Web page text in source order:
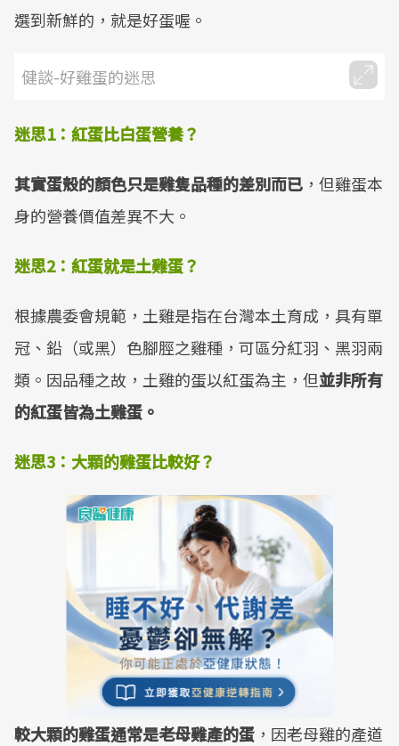
選到新鮮的，就是好蛋喔。
健談-好雞蛋的迷思
迷思1：紅蛋比白蛋營養？
其實蛋殼的顏色只是雞隻品種的差別而已 ，但雞蛋本
身的營養價值差異不大。
迷思2：紅蛋就是土雞蛋？
根據農委會規範，土雞是指在台灣本土育成，具有單
冠、鉛（或黑）色腳脛之雞種，可區分紅羽、黑羽兩
類。因品種之故，土雞的蛋以紅蛋為主，但並非所有
的紅蛋皆為土雞蛋。
迷思3 ：大顆的雞蛋比較好？
較大顆的雞蛋通常是老母雞產的蛋 ，因老母雞的產道